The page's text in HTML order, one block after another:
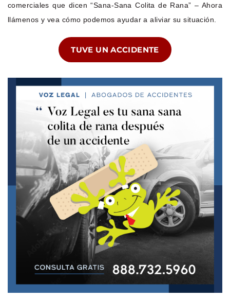
comerciales que dicen “Sana-Sana Colita de Rana” – Ahora
llámenos y vea cómo podemos ayudar a aliviar su situación.
TUVE UN ACCIDENTE